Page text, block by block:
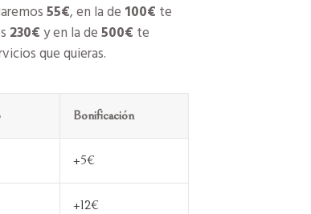
55€, en la de 100€ te
230€y en la de500€ te
que quieras.
Bonificación
+5€
+12€